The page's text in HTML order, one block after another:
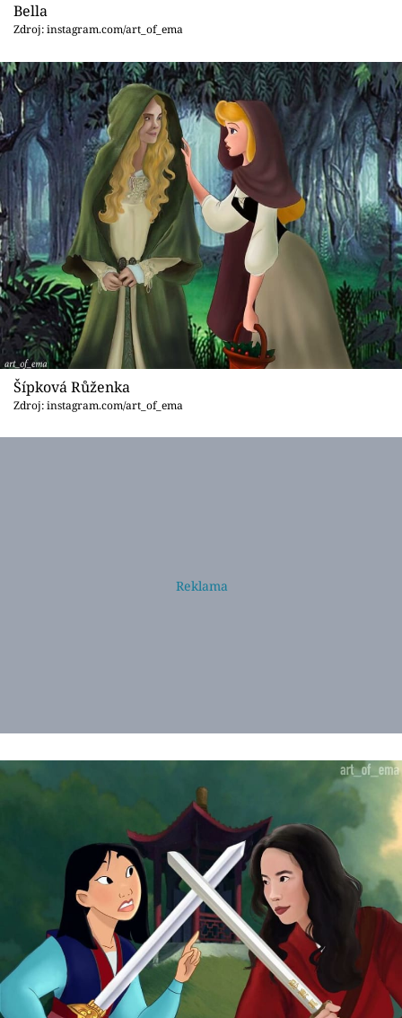
Bella
Zdroj: instagram.com/art_of_ema
Šípková Růženka
Zdroj: instagram.com/art_of_ema